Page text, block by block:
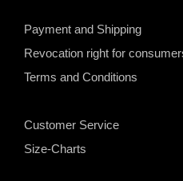
Payment and Shipping
Revocation right for
Terms and Conditions
Customer Service
Size-Charts